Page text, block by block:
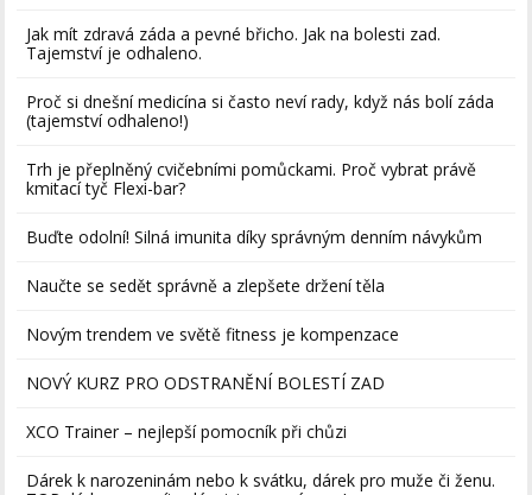
Jak mít zdravá záda a pevné břicho. Jak na bolesti zad.
Tajemství je odhaleno.
Proč si dnešní medicína si často neví rady, když nás bolí záda
(tajemství odhaleno!)
Trh je přeplněný cvičebními pomůckami. Proč vybrat právě
kmitací tyč Flexi-bar?
Buďte odolní! Silná imunita díky správným denním návykům
Naučte se sedět správně a zlepšete držení těla
Novým trendem ve světě fitness je kompenzace
NOVÝ KURZ PRO ODSTRANĚNÍ BOLESTÍ ZAD
XCO Trainer – nejlepší pomocník při chůzi
Dárek k narozeninám nebo k svátku, dárek pro muže či ženu.